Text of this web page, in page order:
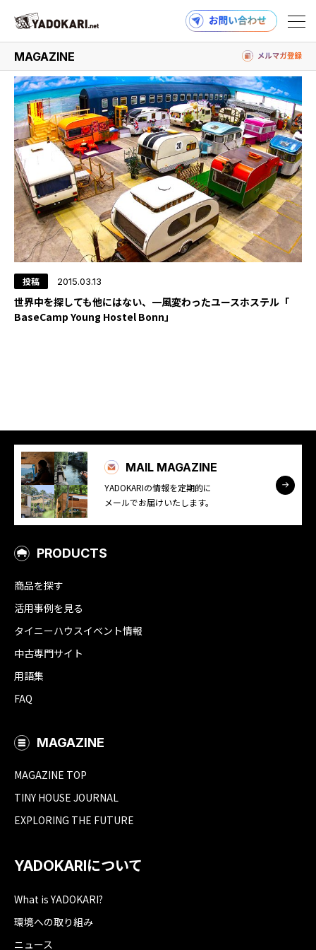
商品検索 読みもの検索
PRODUCTS
MAGAZINE
MAGAZINE
#ユースホステル
投稿 2015.03.13
世界中を探しても他にはない、一風変わったユースホステル「
BaseCamp Young Hostel Bonn」
MAIL MAGAZINE
YADOKARIの情報を定期的に
メールでお届けいたします。
PRODUCTS
商品を探す
活用事例を見る
タイニーハウスイベント情報
中古専門サイト
用語集
FAQ
MAGAZINE
MAGAZINE TOP
TINY HOUSE JOURNAL
EXPLORING THE FUTURE
YADOKARIについて
What is YADOKARI?
環境への取り組み
ニュース